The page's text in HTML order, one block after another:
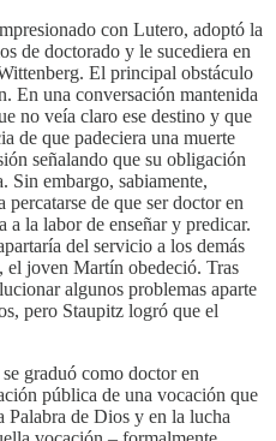
con Lutero, adoptó la
de doctorado y le sucediera en
El principal obstáculo
En una conversación mantenida
no veía claro ese destino y que
de que padeciera una muerte
señalando que su obligación
Sin embargo, sabiamente,
de que ser doctor en
la labor de enseñar y predicar.
del servicio a los demás
el joven Martín obedeció. Tras
algunos problemas aparte
pero Staupitz logró que el
graduó como doctor en
pública de una vocación que
Palabra de Dios y en la lucha